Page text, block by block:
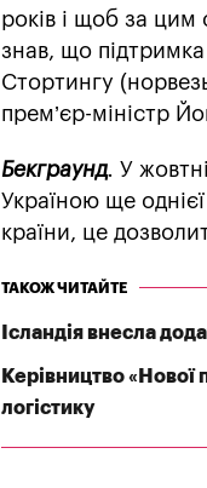
років і щоб за
знав, що підтримка
Стортингу
прем’єр-міністр
Бекграунд. У
Україною ще
країни, це
ТАКОЖ ЧИТАЙТЕ
Ісландія внесла
Керівництво «Нової
логістику